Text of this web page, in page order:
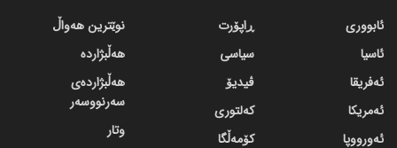
ئابووری
ئاسیا
ئەفریقا
ئەمریکا
ئەورووپا
ڕاپۆرت
سیاسی
ڤیدیۆ
کەلتوری
کۆمەڵگا
نوێترین هەواڵ
هەڵبژاردە
هەڵبژاردەی
سەرنووسەر
وتار